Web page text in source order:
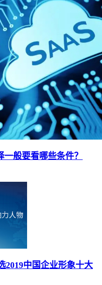
般要看哪些条件？
2019中国企业形象十大